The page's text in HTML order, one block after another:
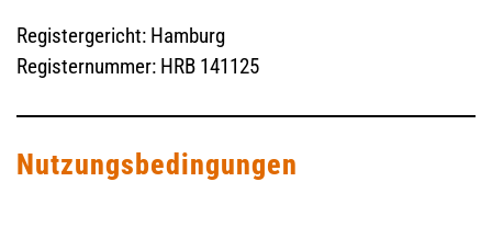
Registergericht: Hamburg
Registernummer: HRB 141125
Nutzungsbedingungen